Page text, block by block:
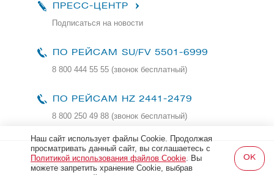
ПРЕСС-ЦЕНТР
Подписаться на новости
ПО РЕЙСАМ SU/FV 5501-6999
8 800 444 55 55 (звонок бесплатный)
ПО РЕЙСАМ HZ 2441-2479
8 800 250 49 88 (звонок бесплатный)
Все права защищены и охраняются законом
2026, Авиакомпания «Россия»
Наш сайт использует файлы Cookie. Продолжая
просматривать данный сайт, вы соглашаетесь с
Политикой использования файлов Cookie. Вы
можете запретить хранение Cookie, выбрав